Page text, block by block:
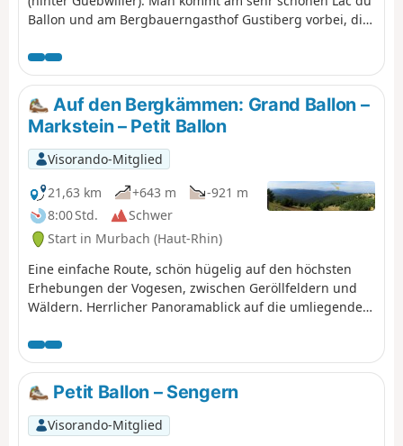
Ballon und am Bergbauerngasthof Gustiberg vorbei, die
Auf den Bergkämmen: Grand Ballon –
Markstein – Petit Ballon
Visorando-Mitglied
21,63 km
+643 m
-921 m
8:00 Std.
Schwer
Start in Murbach (Haut-Rhin)
Eine einfache Route, schön hügelig auf den höchsten
Erhebungen der Vogesen, zwischen Geröllfeldern und
Wäldern. Herrlicher Panoramablick auf die umliegenden
Petit Ballon – Sengern
Visorando-Mitglied